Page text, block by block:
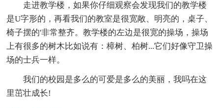
走进教学楼，如果你仔细观察会发现我们的教学楼
是U字形的，再看我们的教室是很宽敞、明亮的，桌子、
椅子摆的'非常整齐。教学楼的左边是很宽的操场，操场
上有很多的树木比如说有：樟树、柏树...它们好像守卫操
场的士兵一样。
我们的校园是多么的可爱是多么的美丽，我吗在这
里茁壮成长!